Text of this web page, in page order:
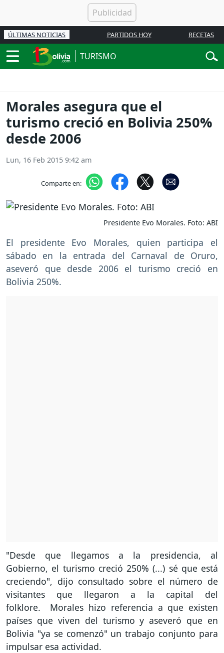
ÚLTIMAS NOTICIAS PARTIDOS HOY RECETAS
TURISMO
Morales asegura que el
turismo creció en Bolivia 250%
desde 2006
Lun, 16 Feb 2015 9:42 am
Comparte en:
Presidente Evo Morales. Foto: ABI
El presidente Evo Morales, quien participa el
sábado en la entrada del Carnaval de Oruro,
aseveró que desde 2006 el turismo creció en
Bolivia 250%.
"Desde que llegamos a la presidencia, al
Gobierno, el turismo creció 250% (...) sé que está
creciendo", dijo consultado sobre el número de
visitantes que llegaron a la capital del
folklore. Morales hizo referencia a que existen
países que viven del turismo y aseveró que en
Bolivia "ya se comenzó" un trabajo conjunto para
impulsar esa actividad.